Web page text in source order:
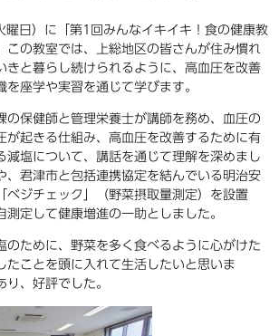
日）に「第1回みんなイキイキ！食の健康教
この教室では、上総地区の皆さんが住み慣れ
きと暮らし続けられるように、高血圧を改善
を座学や実習を通じて学びます。
保健師と管理栄養士が講師を務め、血圧の
が起きる仕組み、高血圧を改善するために有
減塩について、講話を通じて理解を深めまし
、君津市と包括連携協定を結んでいる明治安
ベジチェック」（野菜摂取量測定）を設置
測定して健康増進の一助としました。
ために、野菜を多く食べるように心がけた
たことを頭に入れて生活したいと思いま
り、好評でした。